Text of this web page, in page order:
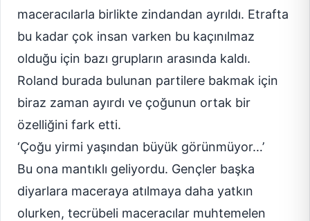
maceracılarla birlikte zindandan ayrıldı. Etrafta
bu kadar çok insan varken bu kaçınılmaz
olduğu için bazı grupların arasında kaldı.
Roland burada bulunan partilere bakmak için
biraz zaman ayırdı ve çoğunun ortak bir
özelliğini fark etti.
‘Çoğu yirmi yaşından büyük görünmüyor…’
Bu ona mantıklı geliyordu. Gençler başka
diyarlara maceraya atılmaya daha yatkın
olurken, tecrübeli maceracılar muhtemelen